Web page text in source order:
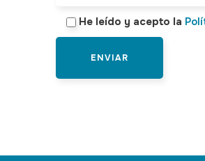
He leído y acepto la